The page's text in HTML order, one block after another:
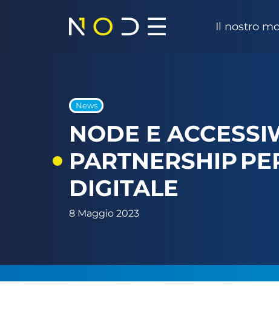
Navigazione principaleIl nostro
News
NODE E
PARTNERSHIP
DIGITALE
8 Maggio 2023